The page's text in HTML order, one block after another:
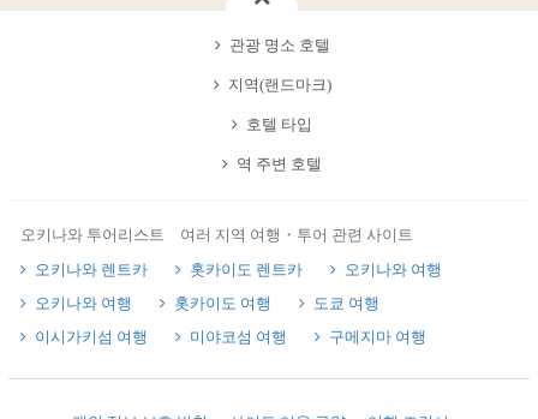
관광 명소 호텔
지역(랜드마크)
호텔 타입
역 주변 호텔
오키나와 투어리스트 여러 지역 여행・투어 관련 사이트
오키나와 렌트카
홋카이도 렌트카
오키나와 여행
오키나와 여행
홋카이도 여행
도쿄 여행
이시가키섬 여행
미야코섬 여행 구메지마 여행